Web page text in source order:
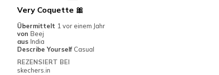
Very Coquette 🎀
Übermittelt 1 vor einem Jahr
von Beej
aus India
Describe Yourself Casual
REZENSIERT BEI
skechers.in